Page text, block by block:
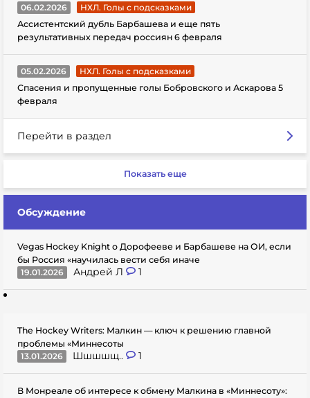
06.02.2026
НХЛ. Голы с подсказками
Ассистентский дубль Барбашева и еще пять
результативных передач россиян 6 февраля
05.02.2026
НХЛ. Голы с подсказками
Спасения и пропущенные голы Бобровского и Аскарова 5
февраля
Перейти в раздел
Показать еще
Обсуждение
Vegas Hockey Knight о Дорофееве и Барбашеве на ОИ, если
бы Россия «научилась вести себя иначе
19.01.2026
Андрей Л 1
The Hockey Writers: Малкин — ключ к решению главной
проблемы «Миннесоты
13.01.2026
Шшшшщ.. 1
В Монреале об интересе к обмену Малкина в «Миннесоту»: